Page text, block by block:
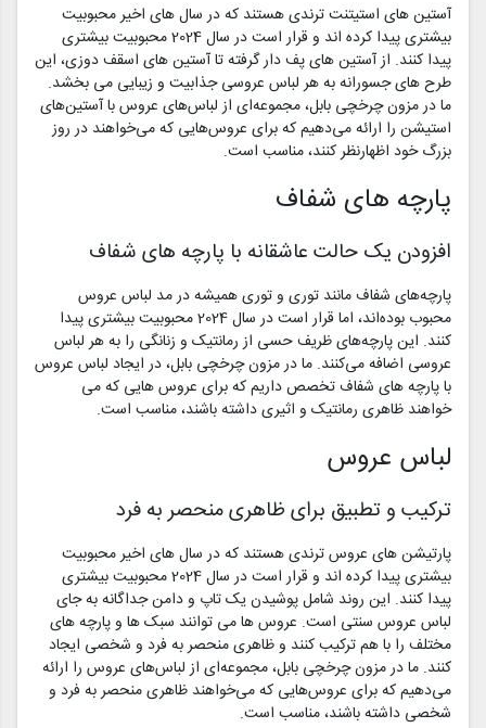
آستین های استیتنت ترندی هستند که در سال های اخیر محبوبیت
بیشتری پیدا کرده اند و قرار است در سال 2024 محبوبیت بیشتری
پیدا کنند. از آستین های پف دار گرفته تا آستین های اسقف دوزی، این
طرح های جسورانه به هر لباس عروسی جذابیت و زیبایی می بخشد.
ما در مزون چرخچی بابل، مجموعه‌ای از لباس‌های عروس با آستین‌های
استیشن را ارائه می‌دهیم که برای عروس‌هایی که می‌خواهند در روز
بزرگ خود اظهارنظر کنند، مناسب است.
پارچه های شفاف
افزودن یک حالت عاشقانه با پارچه های شفاف
پارچه‌های شفاف مانند توری و توری همیشه در مد لباس عروس
محبوب بوده‌اند، اما قرار است در سال 2024 محبوبیت بیشتری پیدا
کنند. این پارچه‌های ظریف حسی از رمانتیک و زنانگی را به هر لباس
عروسی اضافه می‌کنند. ما در مزون چرخچی بابل، در ایجاد لباس عروس
با پارچه های شفاف تخصص داریم که برای عروس هایی که می
خواهند ظاهری رمانتیک و اثیری داشته باشند، مناسب است.
لباس عروس
ترکیب و تطبیق برای ظاهری منحصر به فرد
پارتیشن های عروس ترندی هستند که در سال های اخیر محبوبیت
بیشتری پیدا کرده اند و قرار است در سال 2024 محبوبیت بیشتری
پیدا کنند. این روند شامل پوشیدن یک تاپ و دامن جداگانه به جای
لباس عروس سنتی است. عروس ها می توانند سبک ها و پارچه های
مختلف را با هم ترکیب کنند و ظاهری منحصر به فرد و شخصی ایجاد
کنند. ما در مزون چرخچی بابل، مجموعه‌ای از لباس‌های عروس را ارائه
می‌دهیم که برای عروس‌هایی که می‌خواهند ظاهری منحصر به فرد و
شخصی داشته باشند، مناسب است.